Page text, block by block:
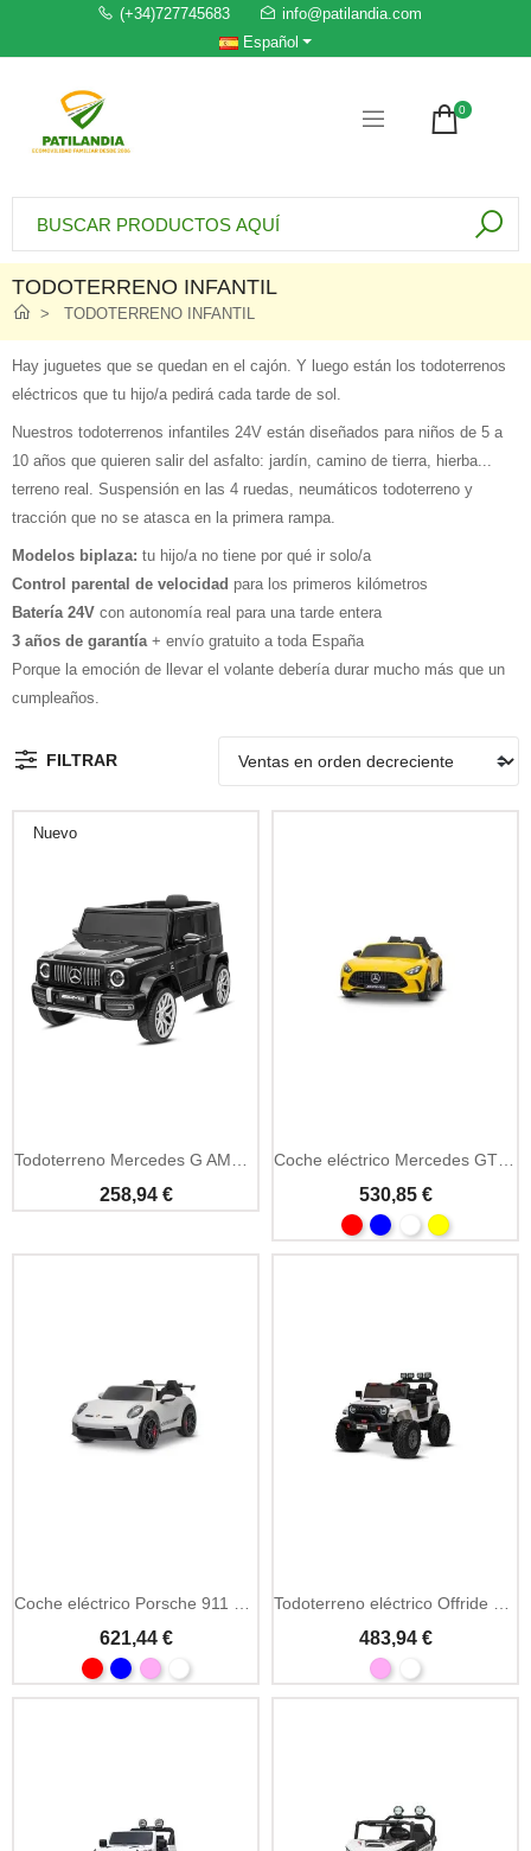
(+34)727745683
info@patilandia.com
Español
0
TODOTERRENO INFANTIL
TODOTERRENO INFANTIL
Hay juguetes que se quedan en el cajón. Y luego están los todoterrenos
eléctricos que tu hijo/a pedirá cada tarde de sol.
Nuestros todoterrenos infantiles 24V están diseñados para niños de 5 a
10 años que quieren salir del asfalto: jardín, camino de tierra, hierba...
terreno real. Suspensión en las 4 ruedas, neumáticos todoterreno y
tracción que no se atasca en la primera rampa.
Modelos biplaza: tu hijo/a no tiene por qué ir solo/a
Control parental de velocidad para los primeros kilómetros
Batería 24V con autonomía real para una tarde entera
3 años de garantía+ envío gratuito a toda España
Porque la emoción de llevar el volante debería durar mucho más que un
cumpleaños.
FILTRAR
Nuevo
Todoterreno Mercedes G AMG 12V con licencia oficial
258,94 €
Coche eléctrico Mercedes GT63 AMG 24V 4x4 biplaza
530,85 €
Coche eléctrico Porsche 911 GT3 24V 4x4 biplaza
621,44 €
Todoterreno eléctrico Offride 24V 4x4 biplaza
483,94 €